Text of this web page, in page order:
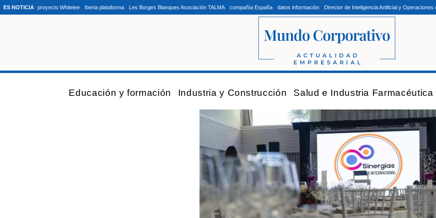
ES NOTICIA proyecto Whitelee Iberia plataforma Les Borges Blanques Asociación TALMA compañía España datos información Director de Inteligencia Artificial y
Educación y formación Industria y Construcción Salud e Industria Farmacéutica